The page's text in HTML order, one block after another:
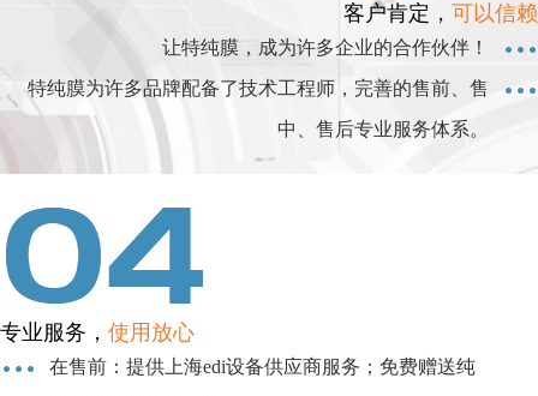
客户肯定， 可以信赖
让特纯膜，成为许多企业的合作伙伴！
特纯膜为许多品牌配备了技术工程师，完善的售前、售
中、售后专业服务体系。
专业服务， 使用放心
在售前：提供上海edi设备供应商服务；免费赠送纯